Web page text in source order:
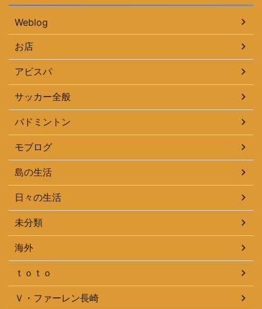
Weblog
お店
アビスパ
サッカー全般
バドミントン
モブログ
島の生活
日々の生活
未分類
海外
ｔｏｔｏ
Ｖ・ファーレン長崎